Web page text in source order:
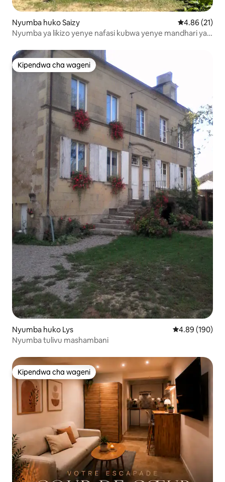
Nyumba huko Saizy Ukadiriaji wa
4.86 (21)
Nyumba ya likizo yenye nafasi kubwa yenye mandhari ya
Kipendwa cha wageni
Kipendwa cha wageni
Nyumba huko Lys Ukadiriaji wa
4.89 (190)
Nyumba tulivu mashambani
Kipendwa cha wageni
Kipendwa cha wageni